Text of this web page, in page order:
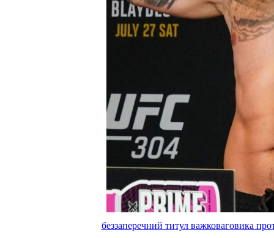
беззаперечний титул важковаговика